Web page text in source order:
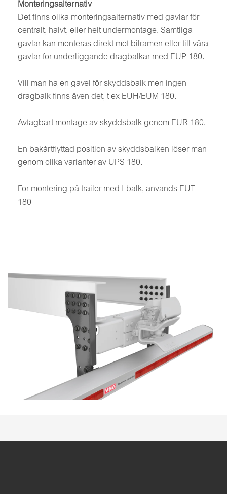
Monteringsalternativ
Det finns olika monteringsalternativ med gavlar för
centralt, halvt, eller helt undermontage. Samtliga
gavlar kan monteras direkt mot bilramen eller till våra
gavlar för underliggande dragbalkar med EUP 180.
Vill man ha en gavel för skyddsbalk men ingen
dragbalk finns även det, t ex EUH/EUM 180.
Avtagbart montage av skyddsbalk genom EUR 180.
En bakårtflyttad position av skyddsbalken löser man
genom olika varianter av UPS 180.
För montering på trailer med I-balk, används EUT
180